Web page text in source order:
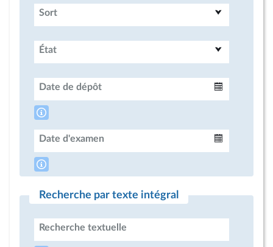
Sort
État
Date de dépôt
Date d'examen
Recherche par texte intégral
Recherche textuelle